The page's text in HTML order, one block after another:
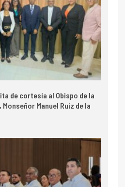
de cortesía al Obispo de la
Manuel Ruiz de la